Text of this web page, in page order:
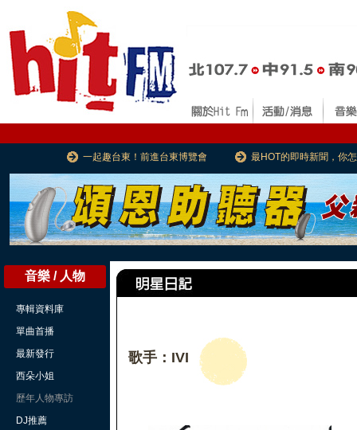
一起趣台東！前進台東博覽會 最HOT的即時新聞，你
音樂 / 人物
專輯資料庫
單曲首播
最新發行
西朵小姐
歷年人物專訪
DJ推薦
歌手：IVI